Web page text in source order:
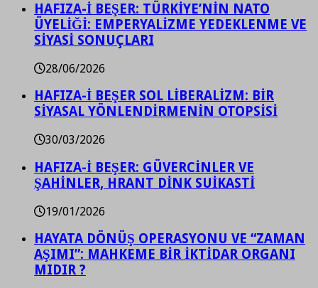
HAFIZA-İ BEŞER: TÜRKİYE’NİN NATO
ÜYELİĞİ: EMPERYALİZME YEDEKLENME VE
SİYASİ SONUÇLARI
28/06/2026
HAFIZA-İ BEŞER SOL LİBERALİZM: BİR
SİYASAL YÖNLENDİRMENİN OTOPSİSİ
30/03/2026
HAFIZA-İ BEŞER: GÜVERCİNLER VE
ŞAHİNLER, HRANT DİNK SUİKASTİ
19/01/2026
HAYATA DÖNÜŞ OPERASYONU VE “ZAMAN
AŞIMI”: MAHKEME BİR İKTİDAR ORGANI
MIDIR ?